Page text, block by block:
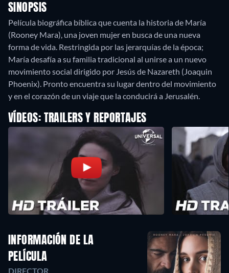
SINOPSIS
Película biográfica bíblica que cuenta la historia de María
(Rooney Mara), una joven mujer en busca de una nueva
forma de vida. Restringida por las jerarquías de la época;
María desafía a su familia tradicional al unirse a un nuevo
movimiento social dirigido por Jesús de Nazareth (Joaquin
Phoenix). Pronto encuentra su lugar dentro del movimiento
y en el corazón de un viaje que la conducirá a Jerusalén.
VÍDEOS: TRAILERS Y REPORTAJES
INFORMACIÓN DE LA
PELÍCULA
DIRECTOR